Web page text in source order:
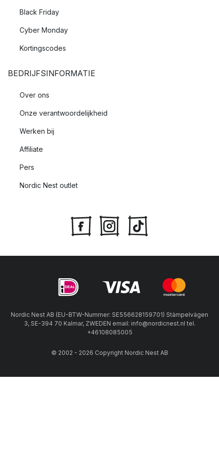
Black Friday
Cyber Monday
Kortingscodes
BEDRIJFSINFORMATIE
Over ons
Onze verantwoordelijkheid
Werken bij
Affiliate
Pers
Nordic Nest outlet
Nordic Nest AB (EU-BTW-Nummer: SE556628159701) Stämpelvägen
3, SE-394 70 Kalmar, ZWEDEN email: info@nordicnest.nl tel.
+46108085005
© 2002 - 2026 Copyright Nordic Nest AB